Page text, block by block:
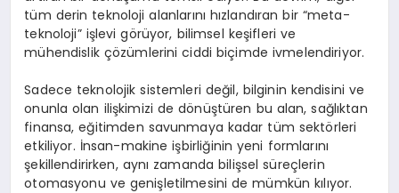
tüm derin teknoloji alanlarını hızlandıran bir “meta-
teknoloji” işlevi görüyor, bilimsel keşifleri ve
mühendislik çözümlerini ciddi biçimde ivmelendiriyor.
Sadece teknolojik sistemleri değil, bilginin kendisini ve
onunla olan ilişkimizi de dönüştüren bu alan, sağlıktan
finansa, eğitimden savunmaya kadar tüm sektörleri
etkiliyor. İnsan-makine işbirliğinin yeni formlarını
şekillendirirken, aynı zamanda bilişsel süreçlerin
otomasyonu ve genişletilmesini de mümkün kılıyor.